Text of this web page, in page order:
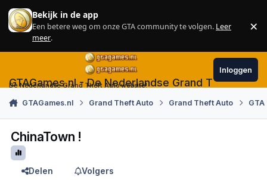
Skip to content
Bekijk in de app
Een betere weg om onze GTA community te volgen. Leer
meer.
×
GTAGames.nl - De Nederlandse Grand Theft Auto
De Nederlandse Grand Theft Auto website!
Inloggen
GTAGames.nl Grand Theft Auto Grand Theft Auto
ChinaTown !
Delen Volgers